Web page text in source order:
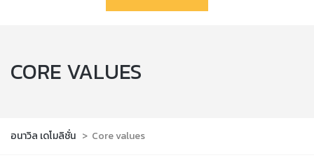
CORE VALUES
อนาวิล เดโมลิชั่น > Core values